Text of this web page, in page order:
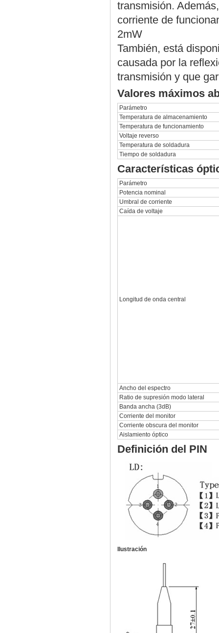
transmisión.
corriente de
2mW
También, está
causada por la
transmisión y que
Valores máximos
Parámetro
Temperatura de almacenamiento
Temperatura de funcionamiento
Voltaje reverso
Temperatura de soldadura
Tiempo de soldadura
Características
Parámetro
Potencia nominal
Umbral de corriente
Caída de voltaje
Longitud de onda central
Ancho del espectro
Ratio de supresión modo lateral
Banda ancha (3dB)
Corriente del monitor
Corriente obscura del monitor
Aislamiento óptico
Definición del PIN
Ilustración